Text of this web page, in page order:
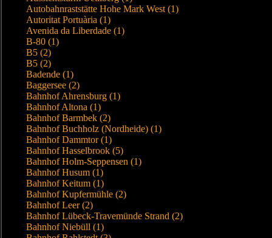
Autobahnraststätte Hohe Mark West (1)
Autoritat Portuària (1)
Avenida da Liberdade (1)
B-80 (1)
B5 (2)
B5 (2)
Badende (1)
Baggersee (2)
Bahnhof Ahrensburg (1)
Bahnhof Altona (1)
Bahnhof Barmbek (2)
Bahnhof Buchholz (Nordheide) (1)
Bahnhof Dammtor (1)
Bahnhof Hasselbrook (5)
Bahnhof Holm-Seppensen (1)
Bahnhof Husum (1)
Bahnhof Keitum (1)
Bahnhof Kupfermühle (2)
Bahnhof Leer (2)
Bahnhof Lübeck-Travemünde Strand (2)
Bahnhof Niebüll (1)